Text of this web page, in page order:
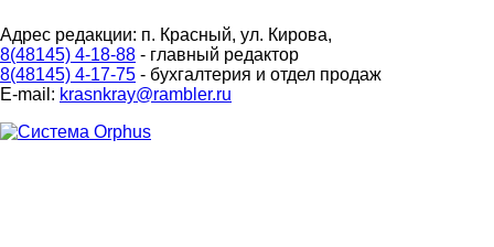
Адрес редакции: п. Красный, ул. Кирова,
8(48145) 4-18-88 - главный редактор
8(48145) 4-17-75 - бухгалтерия и отдел продаж
E-mail: krasnkray@rambler.ru